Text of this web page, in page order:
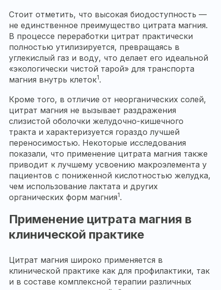
Стоит отметить, что высокая биодоступность —
не единственное преимущество цитрата магния.
В процессе переработки цитрат практически
полностью утилизируется, превращаясь в
углекислый газ и воду, что делает его идеальной
«экологически чистой тарой» для транспорта
магния внутрь клеток1.
Кроме того, в отличие от неорганических солей,
цитрат магния не вызывает раздражения
слизистой оболочки желудочно-кишечного
тракта и характеризуется гораздо лучшей
переносимостью. Некоторые исследования
показали, что применение цитрата магния также
приводит к лучшему усвоению макроэлемента у
пациентов с пониженной кислотностью желудка,
чем использование лактата и других
органических форм магния1.
Применение цитрата магния в
клинической практике
Цитрат магния широко применяется в
клинической практике как для профилактики, так
и в составе комплексной терапии различных